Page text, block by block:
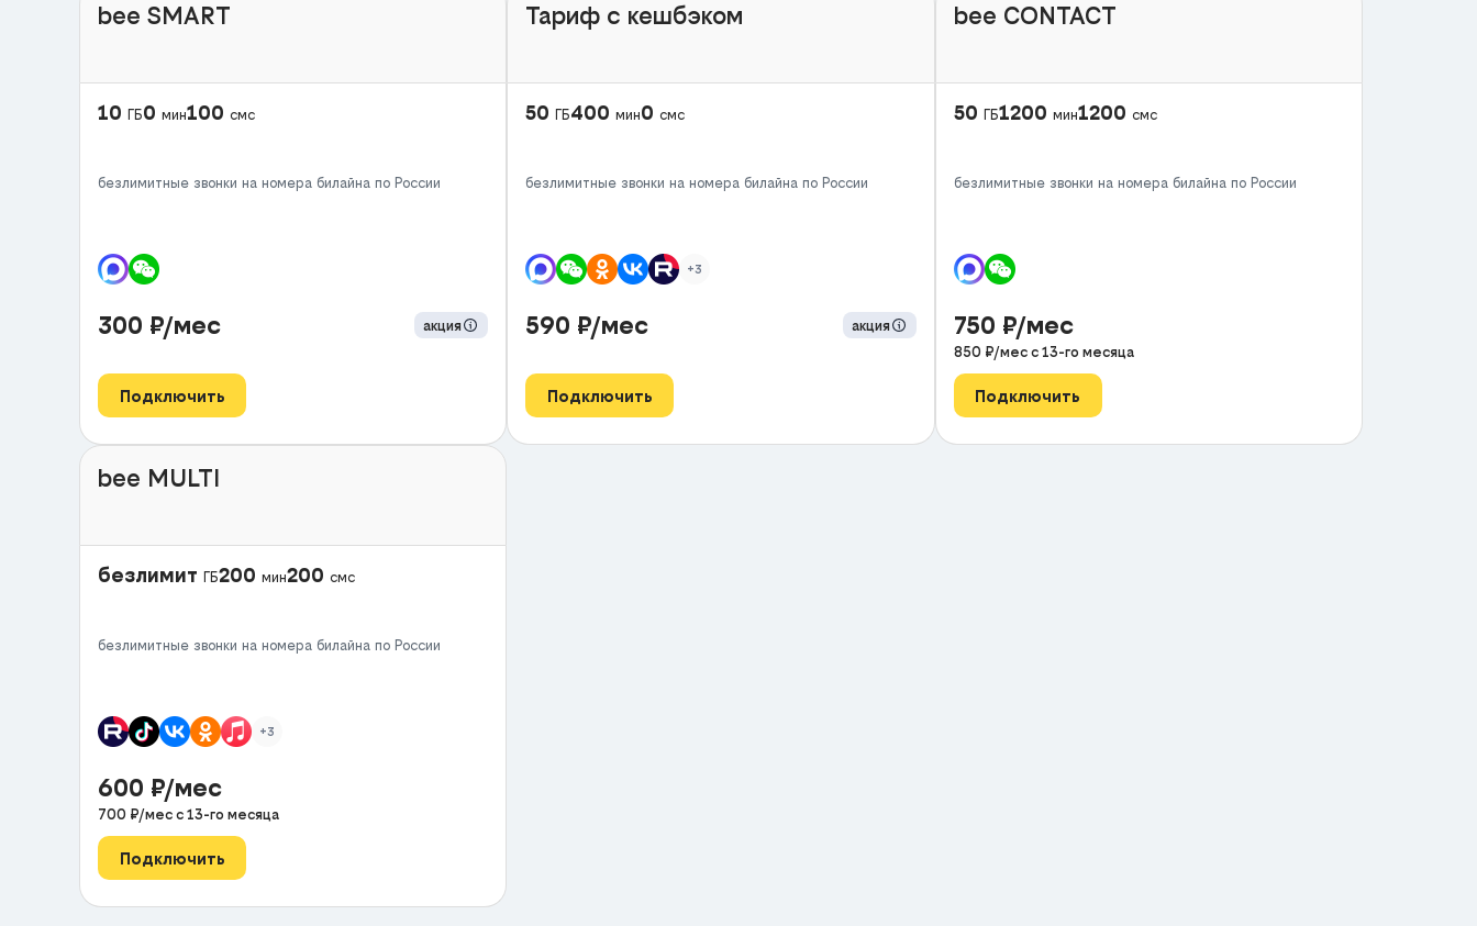
bee SMART
10 ГБ0 мин100 смс
безлимитные звонки на номера билайна по России
300 ₽/мес акция
Подключить
Тариф с кешбэком
50 ГБ400 мин0 смс
безлимитные звонки на номера билайна по России
+3
590 ₽/мес акция
Подключить
bee CONTACT
50 ГБ1200 мин1200 смс
безлимитные звонки на номера билайна по России
750 ₽/мес
850 ₽/мес с 13-го месяца
Подключить
bee MULTI
безлимит ГБ200 мин200 смс
безлимитные звонки на номера билайна по России
+3
600 ₽/мес
700 ₽/мес с 13-го месяца
Подключить